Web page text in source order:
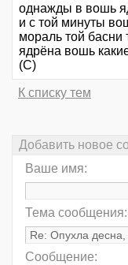
однажды в вошь
и с той минуты
мораль той басни
ядрёна вошь
(С)
К списку тем
Добавить новое
Ваше имя:
Тема сообщения:
Сообщение: